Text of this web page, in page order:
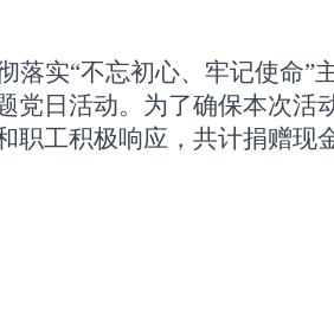
落实“不忘初心、牢记使命”
党日活动。为了确保本次活
职工积极响应，共计捐赠现